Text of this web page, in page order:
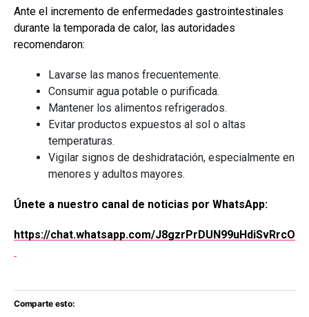
Ante el incremento de enfermedades gastrointestinales
durante la temporada de calor, las autoridades
recomendaron:
Lavarse las manos frecuentemente.
Consumir agua potable o purificada.
Mantener los alimentos refrigerados.
Evitar productos expuestos al sol o altas
temperaturas.
Vigilar signos de deshidratación, especialmente en
menores y adultos mayores.
Únete a nuestro canal de noticias por WhatsApp:
https://chat.whatsapp.com/J8gzrPrDUN99uHdiSvRrcO
Comparte esto: